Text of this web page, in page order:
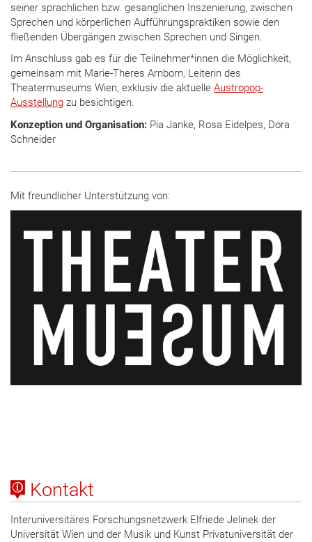
seiner sprachlichen bzw. gesanglichen Inszenierung, zwischen
Sprechen und körperlichen Aufführungspraktiken sowie den
fließenden Übergängen zwischen Sprechen und Singen.
Im Anschluss gab es für die Teilnehmer*innen die Möglichkeit,
gemeinsam mit Marie-Theres Arnbom, Leiterin des
Theatermuseums Wien, exklusiv die aktuelle Austropop-
Ausstellung zu besichtigen.
Konzeption und Organisation: Pia Janke, Rosa Eidelpes, Dora
Schneider
Mit freundlicher Unterstützung von:
Kontakt
Interuniversitäres Forschungsnetzwerk Elfriede Jelinek der
Universität Wien und der Musik und Kunst Privatuniversität der